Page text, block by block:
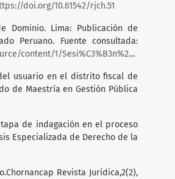
doi.org/10.61542/rjch.51
Dominio. Lima: Publicación de
Peruano. Fuente consultada:
1/Sesi%C3%B3n%201%20.pdf
usuario en el distrito fiscal de
de Maestría en Gestión Pública
de indagación en el proceso
Especializada de Derecho de la
Revista Jurídica,2(2),